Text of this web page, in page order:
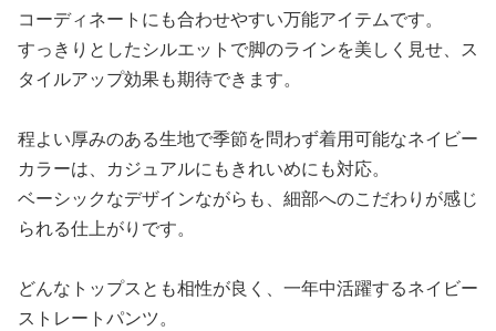
コーディネートにも合わせやすい万能アイテムです。
すっきりとしたシルエットで脚のラインを美しく見せ、ス
タイルアップ効果も期待できます。
程よい厚みのある生地で季節を問わず着用可能なネイビー
カラーは、カジュアルにもきれいめにも対応。
ベーシックなデザインながらも、細部へのこだわりが感じ
られる仕上がりです。
どんなトップスとも相性が良く、一年中活躍するネイビー
ストレートパンツ。